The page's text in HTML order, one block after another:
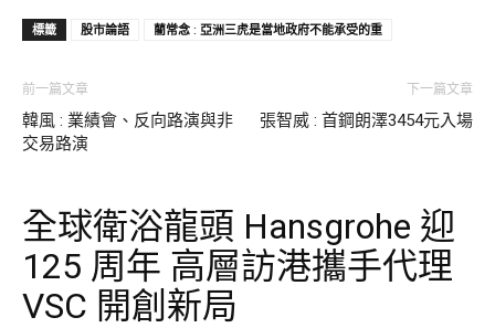
標籤 股市論語 藺常念 : 亞洲三虎是當地政府不能承受的重
前一篇文章
韓風 : 業績會、反向路演與非
交易路演
下一篇文章
張智威 : 首鋼朗澤3454元入場
全球衛浴龍頭 Hansgrohe 迎
125 周年 高層訪港攜手代理
VSC 開創新局